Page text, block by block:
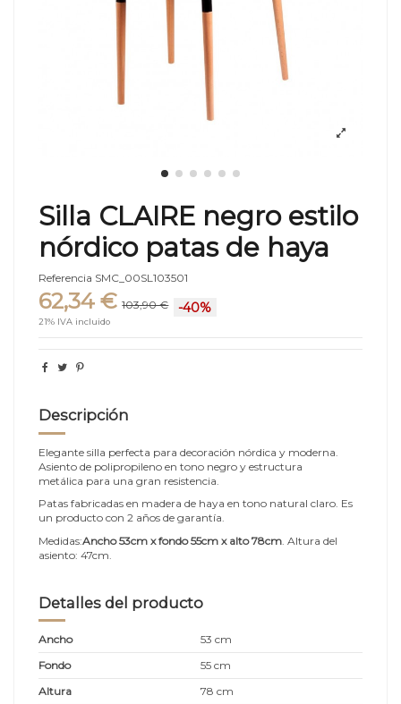
Silla CLAIRE negro estilo
nórdico patas de haya
Referencia SMC_00SL103501
62,34 € 103,90 € -40%
21% IVA incluido
Descripción
Elegante silla perfecta para decoración nórdica y moderna.
Asiento de polipropileno en tono negro y estructura
metálica para una gran resistencia.
Patas fabricadas en madera de haya en tono natural claro. Es
un producto con 2 años de garantía.
Medidas:Ancho 53cm x fondo 55cm x alto 78cm . Altura del
asiento: 47cm.
Detalles del producto
Ancho
53 cm
Fondo
55 cm
Altura
78 cm